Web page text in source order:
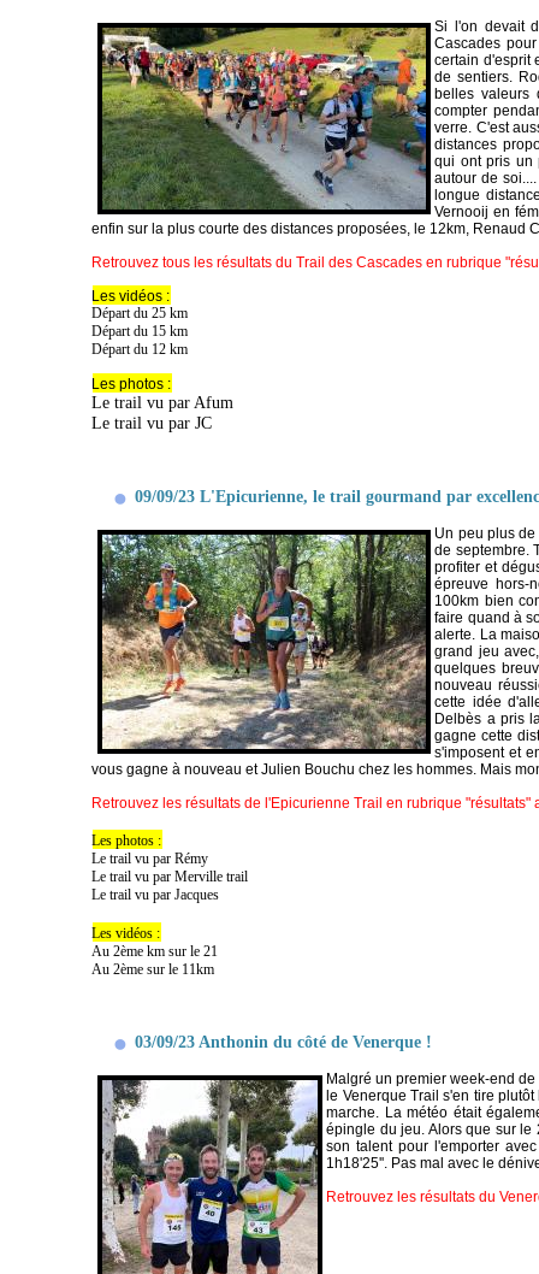
Si l'on devait
Cascades
certain d'esprit
de sentiers.
belles valeurs
compter
verre. C'est
distances
qui ont pris un
autour de
longue
Vernooij en
enfin sur la plus courte des distances proposées, le 12km,
Retrouvez tous les résultats du Trail des Cascades en rubrique
Les vidéos :
Départ du 25 km
Départ du 15 km
Départ du 12 km
Les photos :
Le trail vu par Afum
Le trail vu par JC
09/09/23 L'Epicurienne, le trail gourmand par
Un peu plus
de septembre.
profiter et
épreuve hors-
100km bien
faire quand à
alerte. La
grand jeu
quelques
nouveau
cette idée
Delbès a pris
gagne cette
s'imposent et
vous gagne à nouveau et Julien Bouchu chez les hommes. Mais
Retrouvez les résultats de l'Epicurienne Trail en rubrique
Les photos :
Le trail vu par Rémy
Le trail vu par Merville trail
Le trail vu par Jacques
Les vidéos :
Au 2ème km sur le 21
Au 2ème sur le 11km
03/09/23 Anthonin du côté de Venerque !
Malgré un premier week-end
le Venerque Trail s'en tire
marche. La météo était
épingle du jeu. Alors que sur le
son talent pour l'emporter
1h18'25''. Pas mal avec le
Retrouvez les résultats du